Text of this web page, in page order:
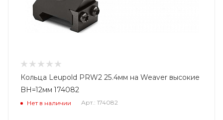
Кольца Leupold PRW2 25.4мм на Weaver высокие
BH=12мм 174082
Нет в наличии Арт.: 174082